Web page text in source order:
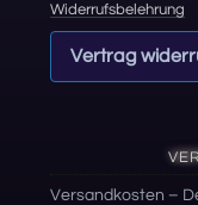
Widerrufsbelehrung
Vertrag
Versandkosten –